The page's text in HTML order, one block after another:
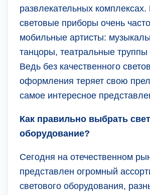
развлекательных комплексах.
световые приборы очень
мобильные артисты:
танцоры, театральные труппы
Ведь без качественного
оформления теряет свою
самое интересное
Как правильно выбрать
оборудование?
Сегодня на отечественном
представлен огромный
светового оборудования,